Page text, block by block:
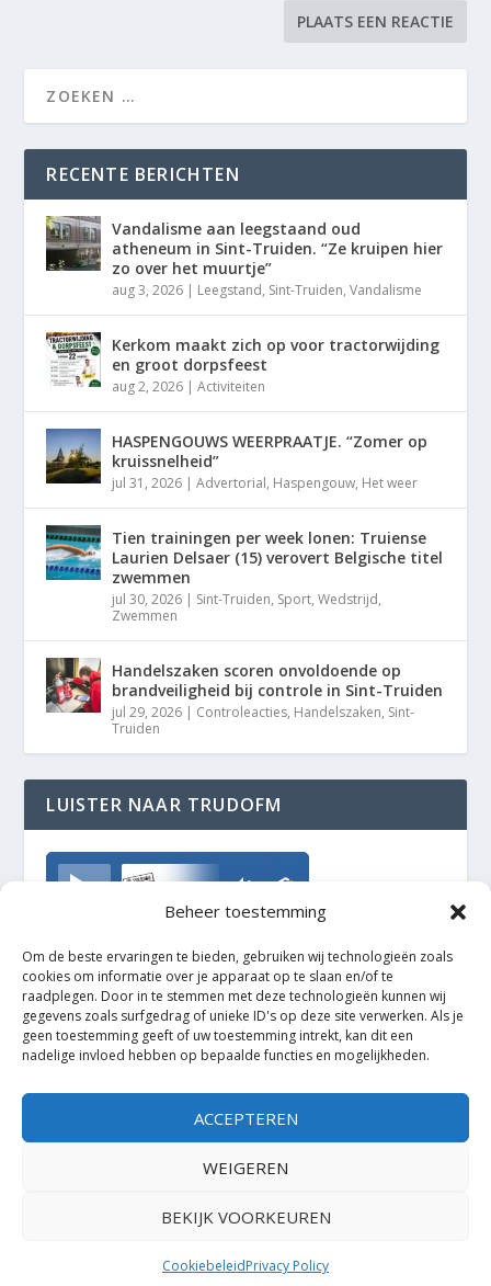
Beheer toestemming
Om de beste ervaringen te bieden, gebruiken wij technologieën zoals
cookies om informatie over je apparaat op te slaan en/of te
raadplegen. Door in te stemmen met deze technologieën kunnen wij
gegevens zoals surfgedrag of unieke ID's op deze site verwerken. Als je
geen toestemming geeft of uw toestemming intrekt, kan dit een
nadelige invloed hebben op bepaalde functies en mogelijkheden.
ACCEPTEREN
WEIGEREN
BEKIJK VOORKEUREN
CookiebeleidPrivacy Policy
RECENTE BERICHTEN
Vandalisme aan leegstaand oud
atheneum in Sint-Truiden. “Ze kruipen hier
zo over het muurtje”
aug 3, 2026 | Leegstand, Sint-Truiden,Vandalisme
Kerkom maakt zich op voor tractorwijding
en groot dorpsfeest
aug 2, 2026 |Activiteiten
HASPENGOUWS WEERPRAATJE. “Zomer op
kruissnelheid”
jul 31, 2026 |Advertorial, Haspengouw, Het weer
Tien trainingen per week lonen: Truiense
Laurien Delsaer (15) verovert Belgische titel
zwemmen
jul 30, 2026 | Sint-Truiden, Sport,Wedstrijd,
Zwemmen
Handelszaken scoren onvoldoende op
brandveiligheid bij controle in Sint-Truiden
jul 29, 2026 | Controleacties, Handelszaken, Sint-
Truiden
LUISTER NAAR TRUDOFM
TrudoFM
Elegant Themes| Mogelijk gemaakt door